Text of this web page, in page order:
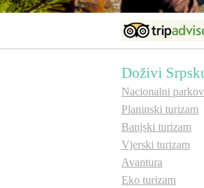
Doživi
Nacionalni
Planinski turizam
Banjski turizam
Vjerski turizam
Avantura
Eko turizam